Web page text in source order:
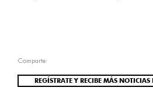
Comparte:
REGÍSTRATE Y RECIBE MÁS NOTICIAS